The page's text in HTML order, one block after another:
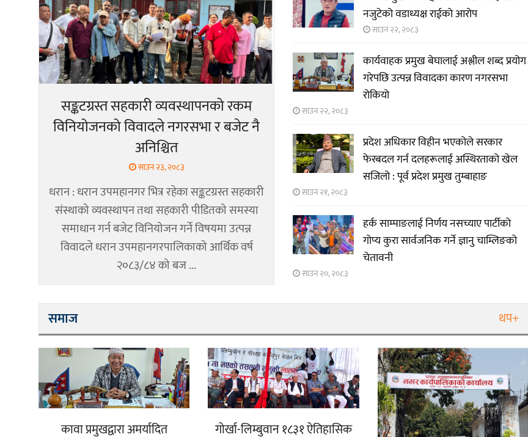
सङ्कटग्रस्त सहकारी व्यवस्थापनको रकम
विनियोजनको विवादले नगरसभा र बजेट नै
अनिश्चित
साउन २३, २०८३
धरान : धरान उपमहानगर भित्र रहेका सङ्कटग्रस्त सहकारी
संस्थाको व्यवस्थापन तथा सहकारी पीडितको समस्या
समाधान गर्न बजेट विनियोजन गर्ने विषयमा उत्पन्न
विवादले धरान उपमहानगरपालिकाको आर्थिक वर्ष
२०८३/८४ को बज ...
नजुटेको वडाध्यक्ष राईको आरोप
साउन २२, २०८३
कार्यवाहक प्रमुख बेघालाई अश्लील शब्द प्रयोग
गरेपछि उत्पन्न विवादका कारण नगरसभा
रोकियो
साउन २२, २०८३
प्रदेश अधिकार विहीन भएकोले सरकार
फेरबदल गर्न दलहरूलाई अस्थिरताको खेल
सजिलो : पूर्व प्रदेश प्रमुख तुम्बाहाङ
साउन २१, २०८३
हर्क साम्पाङलाई निर्णय नसच्याए पार्टीको
गोप्य कुरा सार्वजनिक गर्ने ज्ञानु चाम्लिङको
चेतावनी
साउन २०, २०८३
समाज थप+
कावा प्रमुखद्वारा अमर्यादित गोर्खा-लिम्बुवान १८३१ ऐतिहासिक